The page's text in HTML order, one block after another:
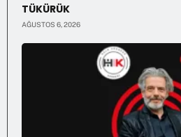
TÜKÜRÜK
AĞUSTOS 6, 2026